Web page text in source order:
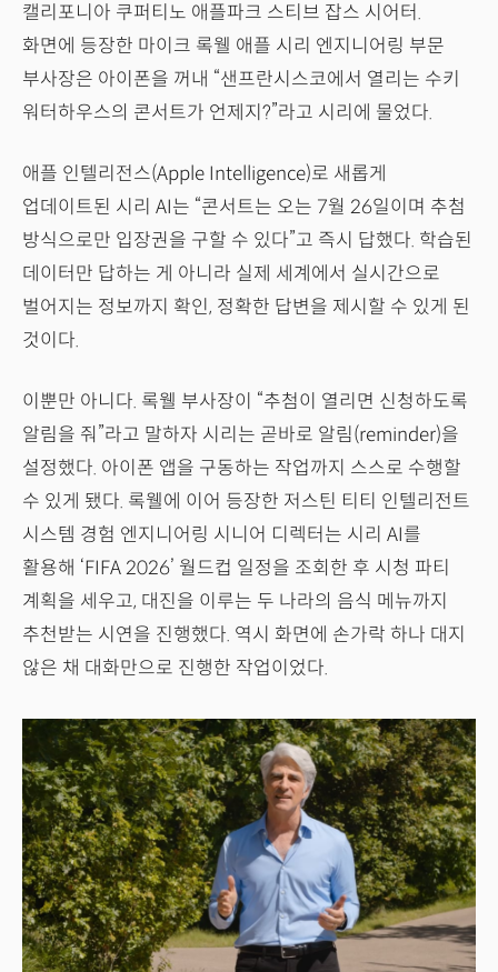
캘리포니아 쿠퍼티노 애플파크 스티브 잡스 시어터.
화면에 등장한 마이크 록웰 애플 시리 엔지니어링 부문
부사장은 아이폰을 꺼내 “샌프란시스코에서 열리는 수키
워터하우스의 콘서트가 언제지?”라고 시리에 물었다.
애플 인텔리전스(Apple Intelligence)로 새롭게
업데이트된 시리 AI는 “콘서트는 오는 7월 26일이며 추첨
방식으로만 입장권을 구할 수 있다”고 즉시 답했다. 학습된
데이터만 답하는 게 아니라 실제 세계에서 실시간으로
벌어지는 정보까지 확인, 정확한 답변을 제시할 수 있게 된
것이다.
이뿐만 아니다. 록웰 부사장이 “추첨이 열리면 신청하도록
알림을 줘”라고 말하자 시리는 곧바로 알림(reminder)을
설정했다. 아이폰 앱을 구동하는 작업까지 스스로 수행할
수 있게 됐다. 록웰에 이어 등장한 저스틴 티티 인텔리전트
시스템 경험 엔지니어링 시니어 디렉터는 시리 AI를
활용해 ‘FIFA 2026’ 월드컵 일정을 조회한 후 시청 파티
계획을 세우고, 대진을 이루는 두 나라의 음식 메뉴까지
추천받는 시연을 진행했다. 역시 화면에 손가락 하나 대지
않은 채 대화만으로 진행한 작업이었다.